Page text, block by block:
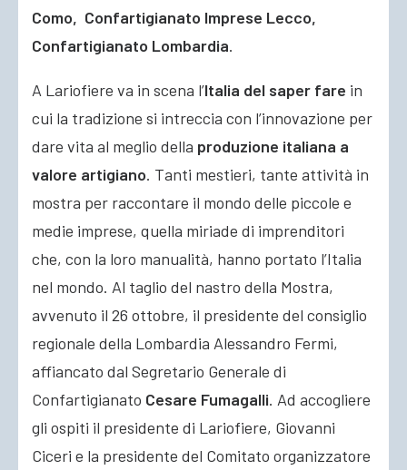
Como, Confartigianato Imprese Lecco,
Confartigianato Lombardia.
A Lariofiere va in scena l’Italia del saper fare in
cui la tradizione si intreccia con l’innovazione per
dare vita al meglio della produzione italiana a
valore artigiano. Tanti mestieri, tante attività in
mostra per raccontare il mondo delle piccole e
medie imprese, quella miriade di imprenditori
che, con la loro manualità, hanno portato l’Italia
nel mondo. Al taglio del nastro della Mostra,
avvenuto il 26 ottobre, il presidente del consiglio
regionale della Lombardia Alessandro Fermi,
affiancato dal Segretario Generale di
Confartigianato Cesare Fumagalli. Ad accogliere
gli ospiti il presidente di Lariofiere, Giovanni
Ciceri e la presidente del Comitato organizzatore